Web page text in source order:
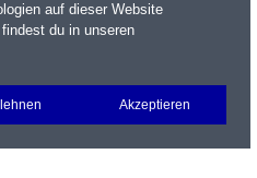
Portfolio Login
auf dieser Website
du in unseren
Akzeptieren